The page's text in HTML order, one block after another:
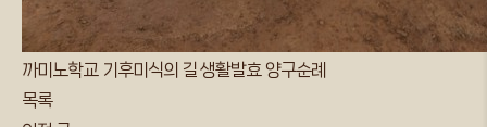
까미노학교 기후미식의 길 생활발효 양구순례
목록